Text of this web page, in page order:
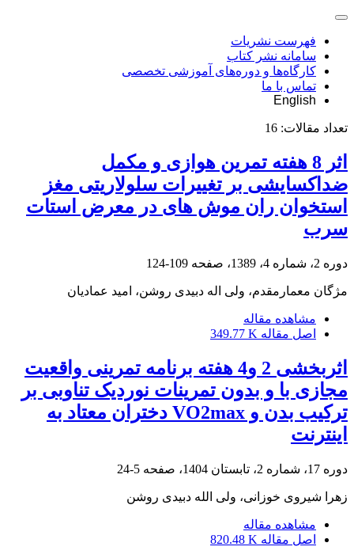
فهرست نشریات
سامانه نشر کتاب
کارگاه‌ها و دوره‌های آموزشی تخصصی
تماس با ما
English
تعداد مقالات: 16
اثر 8 هفته تمرین هوازی و مکمل
ضداکسایشی بر تغییرات سلولاریتی مغز
استخوان ران موش های در معرض استات
سرب
دوره 2، شماره 4، 1389، صفحه 109-124
مژگان معمارمقدم، ولی اله دبیدی روشن، امید عمادیان
مشاهده مقاله
اصل مقاله 349.77 K
اثربخشی 2 و4 هفته برنامه تمرینی واقعیت
مجازی با و بدون تمرینات نوردیک تناوبی بر
ترکیب بدن و VO2max دختران معتاد به
اینترنت
دوره 17، شماره 2، تابستان 1404، صفحه 5-24
زهرا شیروی خوزانی، ولی الله دبیدی روشن
مشاهده مقاله
اصل مقاله 820.48 K